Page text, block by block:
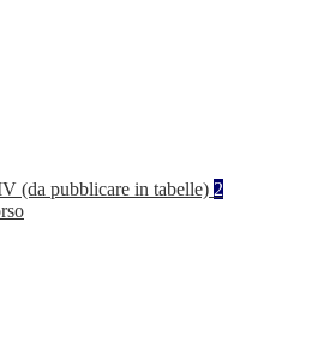
(da pubblicare in tabelle) 2